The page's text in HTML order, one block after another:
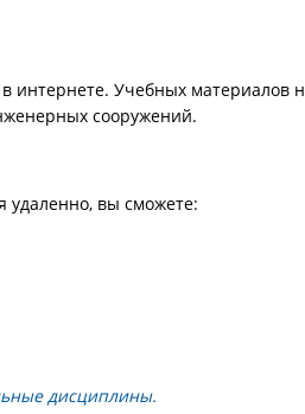
интернете. Учебных материалов
сооружений.
удаленно, вы сможете:
дисциплины.